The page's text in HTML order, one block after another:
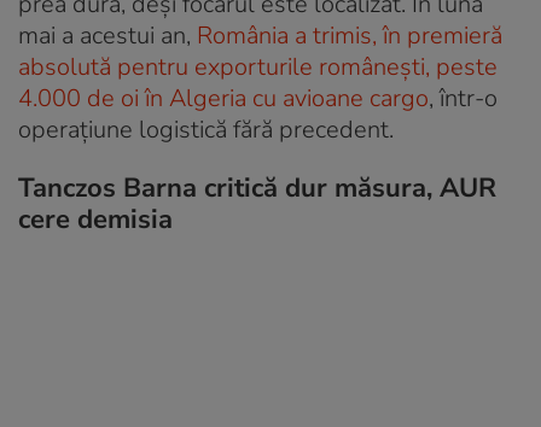
mai a acestui an, România a trimis, în premieră
absolută pentru exporturile românești, peste
4.000 de oi în Algeria cu avioane cargo, într-o
operațiune logistică fără precedent.
Tanczos Barna critică dur măsura, AUR
cere demisia